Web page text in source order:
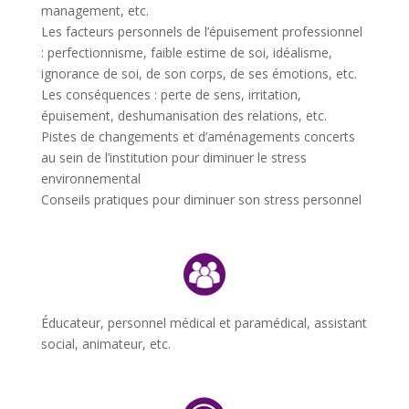
management, etc.
Les facteurs personnels de l’épuisement professionnel
: perfectionnisme, faible estime de soi, idéalisme,
ignorance de soi, de son corps, de ses émotions, etc.
Les conséquences : perte de sens, irritation,
épuisement, deshumanisation des relations, etc.
Pistes de changements et d’aménagements concerts
au sein de l’institution pour diminuer le stress
environnemental
Conseils pratiques pour diminuer son stress personnel
Éducateur, personnel médical et paramédical, assistant
social, animateur, etc.